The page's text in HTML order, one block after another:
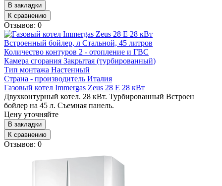
В закладки
К сравнению
Отзывов: 0
Встроенный бойлер, л Стальной, 45 литров
Количество контуров 2 - отопление и ГВС
Камера сгорания Закрытая (турбированный)
Тип монтажа Настенный
Страна - производитель Италия
Газовый котел Immergas Zeus 28 E 28 кВт
Двухконтурный котел. 28 кВт. Турбированный Встроен
бойлер на 45 л. Съемная панель.
Цену уточняйте
В закладки
К сравнению
Отзывов: 0